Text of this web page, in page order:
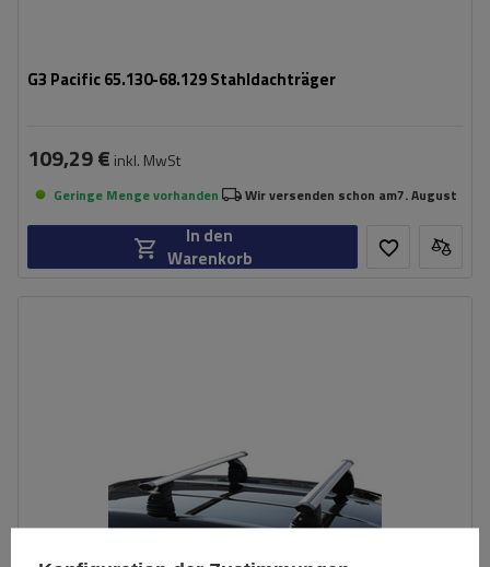
G3 Pacific 65.130-68.129 Stahldachträger
109,29 € inkl. MwSt
Geringe Menge vorhanden Wir versenden schon am7. August
In den
Warenkorb